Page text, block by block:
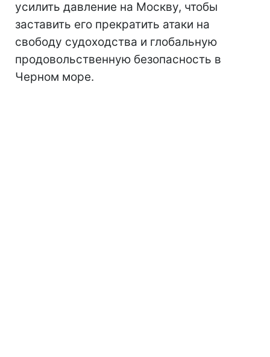
усилить давление на Москву, чтобы
заставить его прекратить атаки на
свободу судоходства и глобальную
продовольственную безопасность в
Черном море.